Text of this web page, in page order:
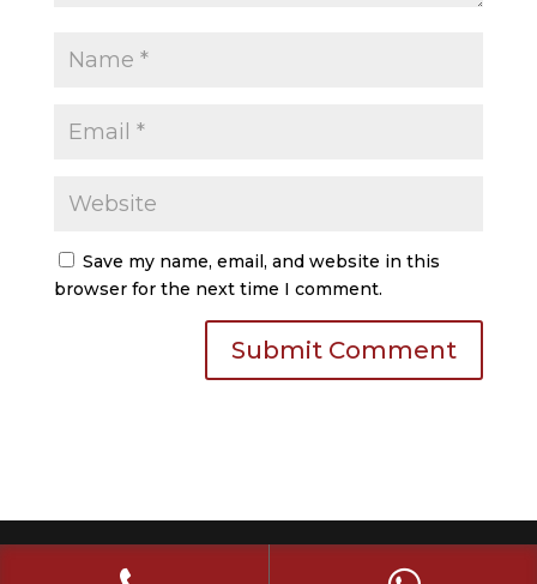
Save my name, email, and website in this
browser for the next time I comment.